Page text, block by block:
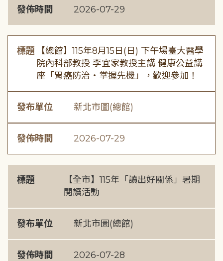
發佈時間 2026-07-29
標題
【總館】115年8月15日(日) 下午場臺大醫學
院內科部教授 李宜家教授主講 健康公益講
座「胃癌防治・掌握先機」，歡迎參加！
發布單位 新北市圖(總館)
發佈時間 2026-07-29
標題
【全市】115年「讀出好關係」暑期
閱讀活動
發布單位 新北市圖(總館)
發佈時間 2026-07-28